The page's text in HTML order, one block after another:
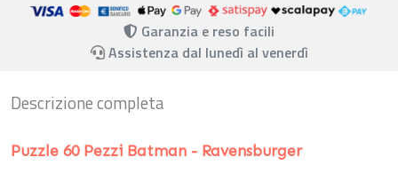
Garanzia e reso facili
Assistenza dal lunedì al venerdì
Descrizione completa
Puzzle 60 Pezzi Batman - Ravensburger